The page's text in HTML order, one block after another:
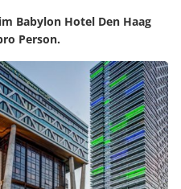
Babylon Hotel Den Haag
Person.